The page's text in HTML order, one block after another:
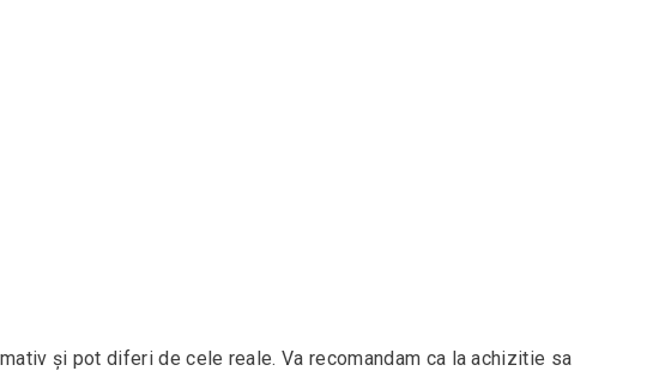
și pot diferi de cele reale. Va recomandam ca la achizitie sa